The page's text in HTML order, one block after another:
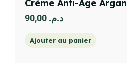
Crème Anti-Age Argan
د.م.
Ajouter au panier